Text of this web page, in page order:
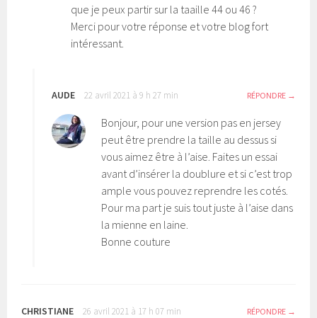
que je peux partir sur la taaille 44 ou 46 ?
Merci pour votre réponse et votre blog fort
intéressant.
AUDE 22 avril 2021 à 9 h 27 min RÉPONDRE
Bonjour, pour une version pas en jersey
peut être prendre la taille au dessus si
vous aimez être à l’aise. Faites un essai
avant d’insérer la doublure et si c’est trop
ample vous pouvez reprendre les cotés.
Pour ma part je suis tout juste à l’aise dans
la mienne en laine.
Bonne couture
CHRISTIANE 26 avril 2021 à 17 h 07 min RÉPONDRE